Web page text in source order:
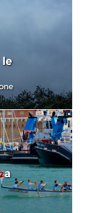
le
a